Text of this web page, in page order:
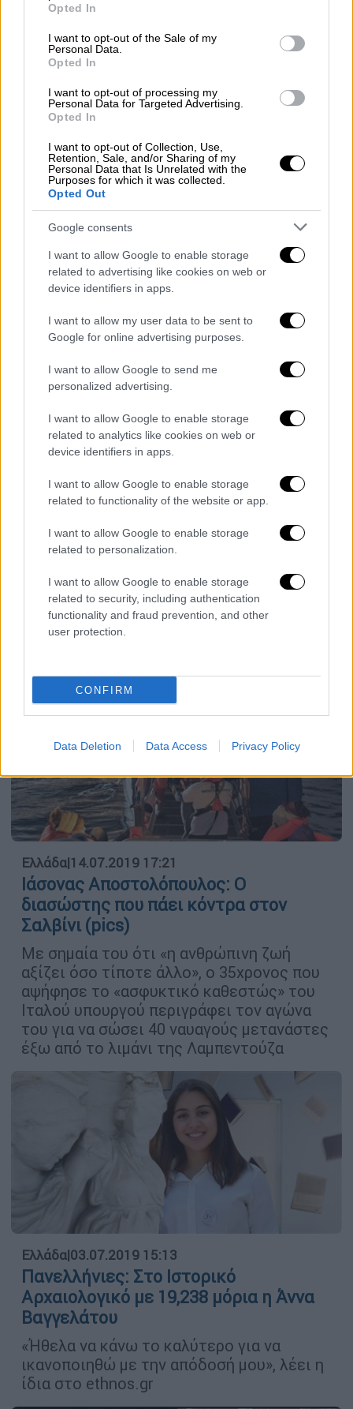
use your data for below specified purposes in below Google
consent section.
Opted In
I want to opt-out of the Sale of my
Personal Data.
Opted In
I want to opt-out of processing my
Personal Data for Targeted Advertising.
Opted In
I want to opt-out of Collection, Use,
Retention, Sale, and/or Sharing of my
Personal Data that Is Unrelated with the
Purposes for which it was collected.
Opted Out
Google consents
I want to allow Google to enable storage
related to advertising like cookies on web or
device identifiers in apps.
I want to allow my user data to be sent to
Google for online advertising purposes.
I want to allow Google to send me
personalized advertising.
I want to allow Google to enable storage
related to analytics like cookies on web or
device identifiers in apps.
I want to allow Google to enable storage
related to functionality of the website or app.
I want to allow Google to enable storage
related to personalization.
I want to allow Google to enable storage
related to security, including authentication
functionality and fraud prevention, and other
user protection.
CONFIRM
Data Deletion Data Access Privacy Policy
Σεισμός 1999: «Έχασα την οικογένειά
μου, δεν έχω ξεχάσει τίποτα από τότε»
Η Γιώτα στο σεισμό του 1999 ήταν μόλις
10 ετών και θυμάται τα πάντα από τον
εφιάλτη του Εγκέλαδου
Έξι κυρίες της Βουλής μιλούν στο
Έθνος για το βιβλίο που θα διαβάσουν
στην παραλία
Ποια βιβλία θα πάρουν στις αποσκευές
τους έξι Ελληνίδες πολιτικοί και ποιο
είδος µουσικής τις ταξιδεύει
Ελλάδα|14.07.2019 17:21
Ιάσονας Αποστολόπουλος: Ο
διασώστης που πάει κόντρα στον
Σαλβίνι (pics)
Με σηµαία του ότι «η ανθρώπινη ζωή
αξίζει όσο τίποτε άλλο», ο 35χρονος που
αψήφησε το «ασφυκτικό καθεστώς» του
Ιταλού υπουργού περιγράφει τον αγώνα
του για να σώσει 40 ναυαγούς µετανάστες
έξω από το λιµάνι της Λαµπεντούζα
Ελλάδα|03.07.2019 15:13
Πανελλήνιες: Στο Ιστορικό
Αρχαιολογικό με 19,238 μόρια η Άννα
Βαγγελάτου
«Ήθελα να κάνω το καλύτερο για να
ικανοποιηθώ με την απόδοσή μου», λέει η
ίδια στο ethnos.gr